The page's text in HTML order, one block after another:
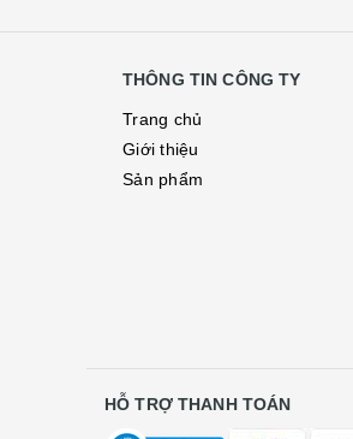
THÔNG TIN CÔNG TY
Trang chủ
Giới thiệu
Sản phẩm
HỖ TRỢ THANH TOÁN